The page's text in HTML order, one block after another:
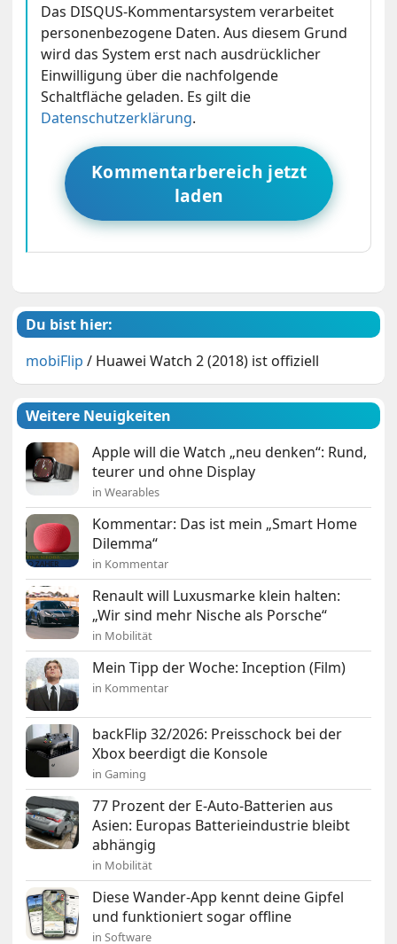
Das DISQUS-Kommentarsystem verarbeitet
personenbezogene Daten. Aus diesem Grund
wird das System erst nach ausdrücklicher
Einwilligung über die nachfolgende
Schaltfläche geladen. Es gilt die
Datenschutzerklärung.
Kommentarbereich jetzt
laden
Du bist hier:
mobiFlip / Huawei Watch 2 (2018) ist offiziell
Weitere Neuigkeiten
Apple will die Watch „neu denken“: Rund,
teurer und ohne Display
in Wearables
Kommentar: Das ist mein „Smart Home
Dilemma“
in Kommentar
Renault will Luxusmarke klein halten:
„Wir sind mehr Nische als Porsche“
in Mobilität
Mein Tipp der Woche: Inception (Film)
in Kommentar
backFlip 32/2026: Preisschock bei der
Xbox beerdigt die Konsole
in Gaming
77 Prozent der E-Auto-Batterien aus
Asien: Europas Batterieindustrie bleibt
abhängig
in Mobilität
Diese Wander-App kennt deine Gipfel
und funktioniert sogar offline
in Software